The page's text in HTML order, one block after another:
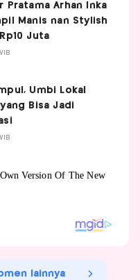
Pratama Arhan Inka
Manis nan Stylish
Juta
Umbi Lokal
Bisa Jadi
lainnya